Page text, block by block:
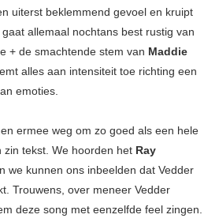
uiterst beklemmend gevoel en kruipt
allemaal nochtans best rustig van
+ de smachtende stem van Maddie
alles aan intensiteit toe richting een
emoties.
ermee weg om zo goed als een hele
tekst. We hoorden het Ray
we kunnen ons inbeelden dat Vedder
Trouwens, over meneer Vedder
deze song met eenzelfde feel zingen.